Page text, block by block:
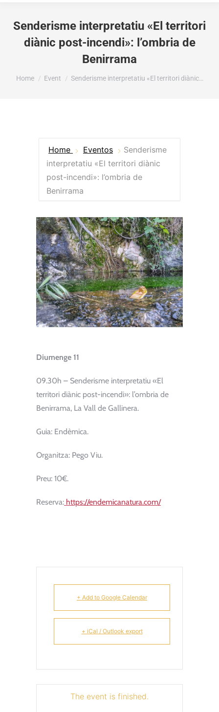
Senderisme interpretatiu «El territori
diànic post-incendi»: l’ombria de
Benirrama
You are here:
Home Event Senderisme interpretatiu «El territori diànic…
Home Eventos
Senderisme
interpretatiu «El territori diànic
post-incendi»: l’ombria de
Benirrama
Diumenge 11
09.30h – Senderisme interpretatiu «El
territori diànic post-incendi»: l’ombria de
Benirrama, La Vall de Gallinera.
Guia: Endèmica.
Organitza: Pego Viu.
Preu: 10€.
Reserva: https://endemicanatura.com/
+ Add to Google Calendar
+ iCal / Outlook export
The event is finished.